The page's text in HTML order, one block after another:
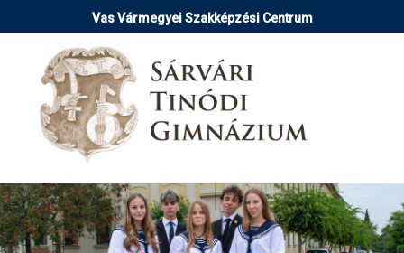
a
tartalomra
Vas Vármegyei Szakképzési Centrum